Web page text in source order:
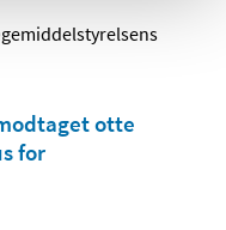
otte
for